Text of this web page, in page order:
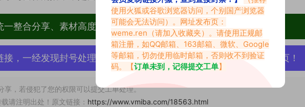
一整合分享、素材高度去重复、逐一归档方便收藏！
接，一经发现封号处理，素材资源无露点、需求请绕道，关闭本站网页！
享，若侵犯了您的权限可以提交工单处理。
请注明出处！原文链接： https://www.vmiba.com/18563.html
使用火狐或谷歌浏览器访问，个别国产浏览器
可能会无法访问）。网址发布页：
weme.ren （请加入收藏夹）。请使用正规邮
箱注册，如QQ邮箱、163邮箱、微软、Google
等邮箱，切勿使用临时邮箱，否则收不到验证
码。【订单未到，记得提交工单】